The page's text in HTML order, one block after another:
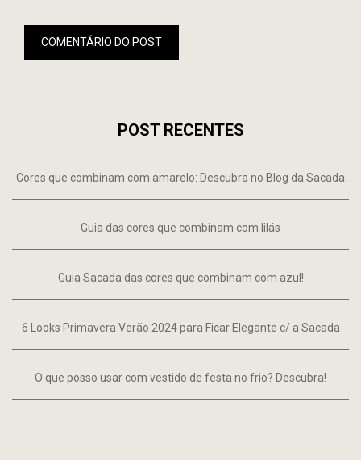
POST RECENTES
Cores que combinam com amarelo: Descubra no Blog da Sacada
Guia das cores que combinam com lilás
Guia Sacada das cores que combinam com azul!
6 Looks Primavera Verão 2024 para Ficar Elegante c/ a Sacada
O que posso usar com vestido de festa no frio? Descubra!